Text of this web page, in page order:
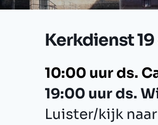
Kerkdienst
10:00 uur ds.
19:00 uur ds.
Luister/kijk